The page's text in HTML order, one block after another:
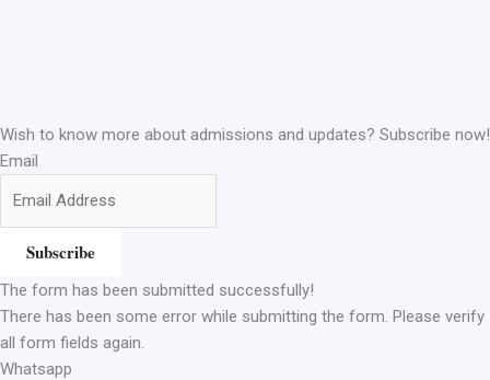
Wish to know more about admissions and updates? Subscribe now!
Email
Subscribe
The form has been submitted successfully!
There has been some error while submitting the form. Please verify
all form fields again.
Whatsapp